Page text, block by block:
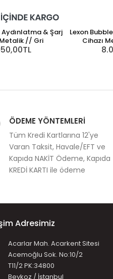
Aydınlatma & Şarj
// Gri
Lexon
Cihazı
ÖDEME YÖNTEMLERİ
Tüm Kredi Kartlarına 12'ye
Varan Taksit, Havale/EFT ve
Kapıda NAKİT Ödeme, Kapıda
KREDİ KARTI ile ödeme
Adresimiz
Acarlar Mah. Acarkent Sitesi
Acemoğlu Sok. No:10/2
T11/2 PK:34800
Beykoz / İstanbul